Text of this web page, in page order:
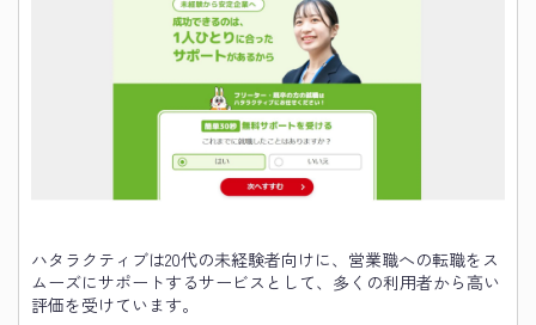
ハタラクティブは20代の未経験者向けに、営業職への転職をス
ムーズにサポートするサービスとして、多くの利用者から高い
評価を受けています。